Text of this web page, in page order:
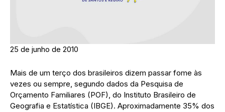
25 de junho de 2010
Mais de um terço dos brasileiros dizem passar fome às
vezes ou sempre, segundo dados da Pesquisa de
Orçamento Familiares (POF), do Instituto Brasileiro de
Geografia e Estatística (IBGE). Aproximadamente 35% dos